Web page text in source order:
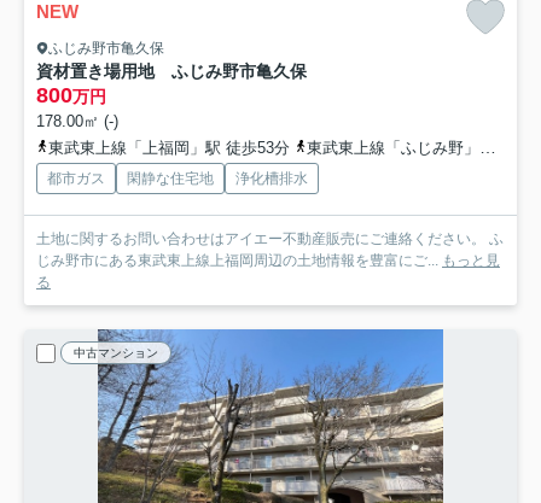
NEW
ふじみ野市亀久保
資材置き場用地 ふじみ野市亀久保
800万円
178.00㎡ (-)
東武東上線「上福岡」駅 徒歩53分
東武東上線「ふじみ野」駅 徒歩60分
都市ガス 閑静な住宅地 浄化槽排水
土地に関するお問い合わせはアイエー不動産販売にご連絡ください。 ふ
じみ野市にある東武東上線上福岡周辺の土地情報を豊富にご... もっと見
る
中古マンション